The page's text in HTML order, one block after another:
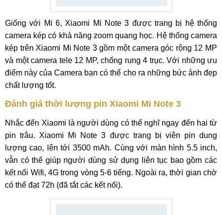
Giống với Mi 6, Xiaomi Mi Note 3 được trang bị hệ thống
camera kép có khả năng zoom quang học. Hệ thống camera
kép trên Xiaomi Mi Note 3 gồm một camera góc rộng 12 MP
và một camera tele 12 MP, chống rung 4 trục. Với những ưu
điểm này của Camera bạn có thể cho ra những bức ảnh đẹp
chất lượng tốt.
Đánh giá thời lượng pin Xiaomi Mi Note 3
Nhắc đến Xiaomi là người dùng có thể nghĩ ngay đến hai từ
pin trâu. Xiaomi Mi Note 3 được trang bị viên pin dung
lượng cao, lên tới 3500 mAh. Cùng với màn hình 5.5 inch,
vẫn có thể giúp người dùng sử dụng liên tục bao gồm các
kết nối Wifi, 4G trong vòng 5-6 tiếng. Ngoài ra, thời gian chờ
có thể đạt 72h (đã tắt các kết nối).